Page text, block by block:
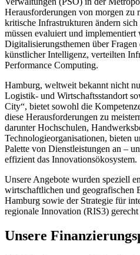
Herausforderungen von morgen zu
kritische Infrastrukturen ändern
müssen evaluiert und
Digitalisierungsthemen über
künstlicher Intelligenz, verteilten
Performance Computing.
Hamburg, weltweit bekannt nicht
Logistik- und Wirtschaftsstandort
City“, bietet sowohl die
diese Herausforderungen zu
darunter Hochschulen,
Technologieorganisationen, bieten
Palette von Dienstleistungen an –
effizient das Innovationsökosystem.
Unsere Angebote wurden speziell
wirtschaftlichen und geografischen
Hamburg sowie der Strategie für
regionale Innovation (RIS3)
Unsere